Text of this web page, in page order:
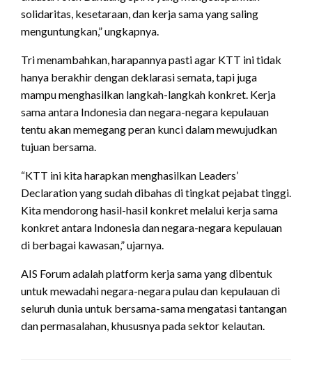
solidaritas, kesetaraan, dan kerja sama yang saling
menguntungkan,” ungkapnya.
Tri menambahkan, harapannya pasti agar KTT ini tidak
hanya berakhir dengan deklarasi semata, tapi juga
mampu menghasilkan langkah-langkah konkret. Kerja
sama antara Indonesia dan negara-negara kepulauan
tentu akan memegang peran kunci dalam mewujudkan
tujuan bersama.
“KTT ini kita harapkan menghasilkan Leaders’
Declaration yang sudah dibahas di tingkat pejabat tinggi.
Kita mendorong hasil-hasil konkret melalui kerja sama
konkret antara Indonesia dan negara-negara kepulauan
di berbagai kawasan,” ujarnya.
AIS Forum adalah platform kerja sama yang dibentuk
untuk mewadahi negara-negara pulau dan kepulauan di
seluruh dunia untuk bersama-sama mengatasi tantangan
dan permasalahan, khususnya pada sektor kelautan.